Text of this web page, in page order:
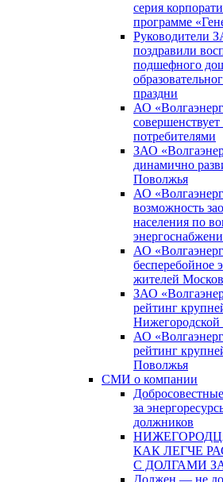
серия
программе
Руководители
поздравили
подшефного
праздни
АО
потребителями
ЗАО
динамично
Поволжья
АО
возможность
населения по
АО
бесперебойное
жителей
ЗАО
рейтинг
Нижегородской
АО
рейтинг
Поволжья
СМИ о компании
за
должников
КАК ЛЕГЧЕ
С ДОЛГАМИ